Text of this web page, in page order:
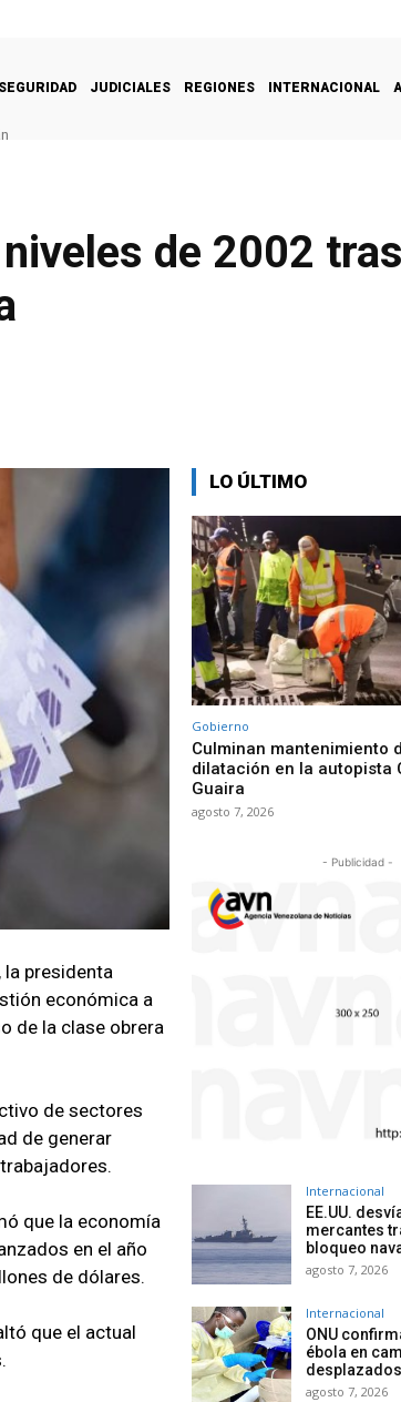
SEGURIDAD JUDICIALES REGIONES INTERNACIONAL
de 2002 tras
presidenta
económica a
de la clase obrera
de sectores
de generar
que la economía
en el año
de dólares.
que el actual
LO ÚLTIMO
Gobierno
Culminan mantenimiento
dilatación en la autopista
Guaira
agosto 7, 2026
- Publicidad -
Internacional
EE.UU.
mercantes
bloqueo
agosto 7, 2026
Internacional
ONU
ébola en
agosto 7, 2026